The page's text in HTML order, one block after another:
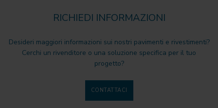
RICHIEDI INFORMAZIONI
Desideri maggiori informazioni sui nostri pavimenti e rivestimenti?
Cerchi un rivenditore o una soluzione specifica per il tuo
progetto?
CONTATTACI